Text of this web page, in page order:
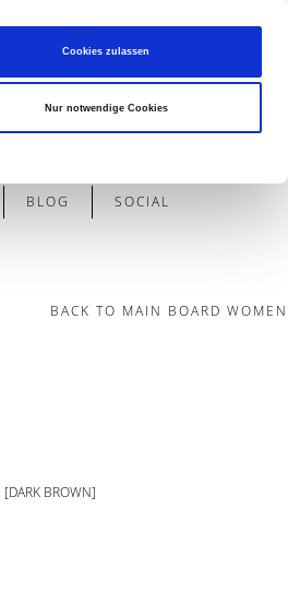
Cookies zulassen
Nur notwendige Cookies
Contact
BLOG SOCIAL
BACK TO MAIN BOARD WOMEN
[DARK BROWN]